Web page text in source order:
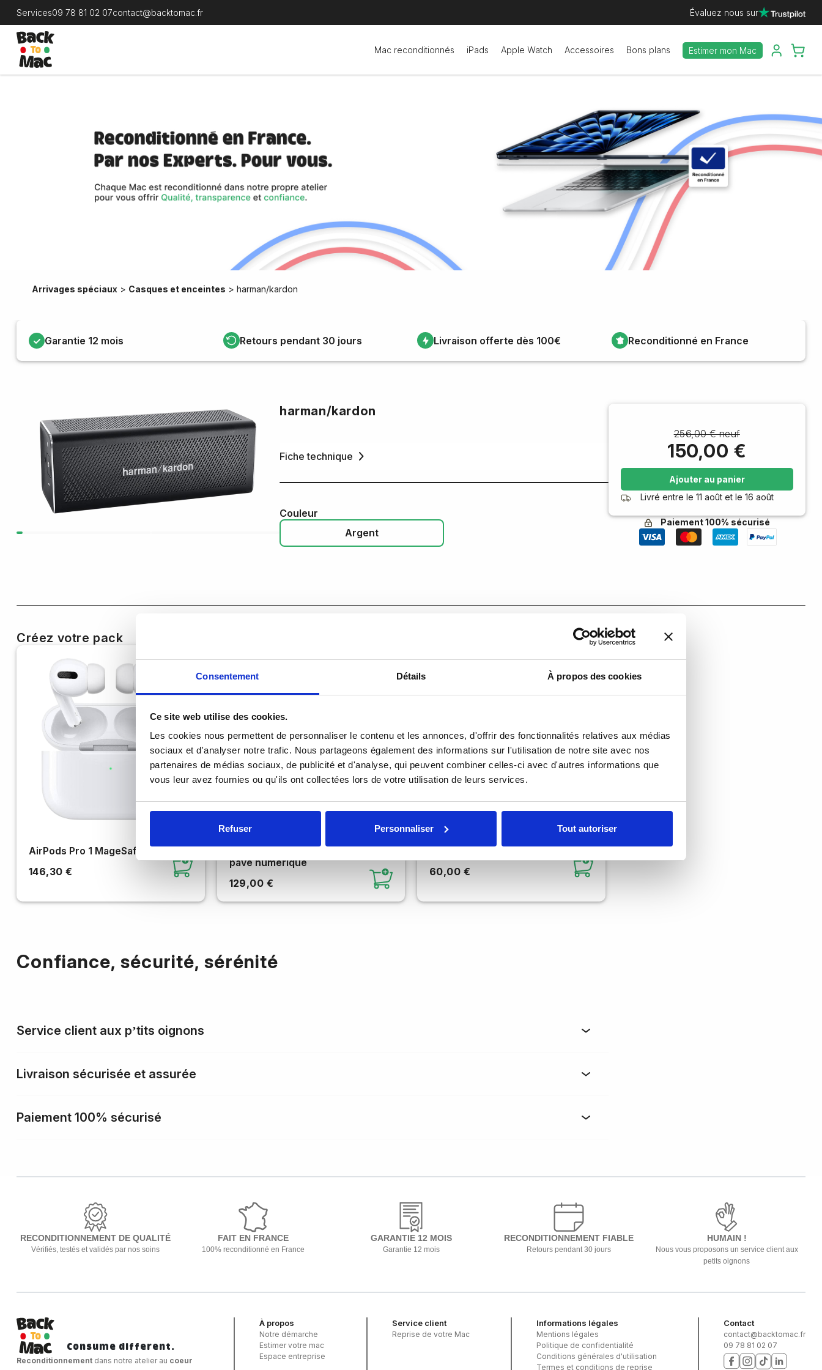
Consentement Détails À propos des cookies
Ce site web utilise des cookies.
Les cookies nous permettent de personnaliser le contenu et les annonces, d'offrir des fonctionnalités relatives aux médias
sociaux et d'analyser notre trafic. Nous partageons également des informations sur l'utilisation de notre site avec nos
partenaires de médias sociaux, de publicité et d'analyse, qui peuvent combiner celles-ci avec d'autres informations que
vous leur avez fournies ou qu'ils ont collectées lors de votre utilisation de leurs services.
Refuser Personnaliser Tout autoriser
Services09 78 81 02 07contact@backtomac.fr Évaluez nous sur
Mac reconditionnés iPads Apple Watch Accessoires Bons plans Estimer mon Mac
Arrivages spéciaux > Casques et enceintes > harman/kardon
Garantie 12 mois Retours pendant 30 jours Livraison offerte dès 100€ Reconditionné en France
harman/kardon
Fiche technique
Couleur
Argent
256,00 € neuf
150,00 €
Ajouter au panier
Livré entre le 11 aoûtet le 16 août
Paiement 100% sécurisé
Créez votre pack
AirPods Pro 1 MageSafe
146,30 €
pavé numérique
129,00 €
60,00 €
Confiance, sécurité, sérénité
Service client aux p’tits oignons
Livraison sécurisée et assurée
Paiement 100% sécurisé
RECONDITIONNEMENT DE QUALITÉ
Vérifiés, testés et validés par nos soins
FAIT EN FRANCE
100% reconditionné en France
GARANTIE 12 MOIS
Garantie 12 mois
RECONDITIONNEMENT FIABLE
Retours pendant 30 jours
HUMAIN !
Nous vous proposons un service client aux
petits oignons
Consume different.
Reconditionnement dans notre atelier au coeur
À propos
Notre démarche
Estimer votre mac
Espace entreprise
Service client
Reprise de votre Mac
Informations légales
Mentions légales
Politique de confidentialité
Conditions générales d'utilisation
Termes et conditions de reprise
Contact
contact@backtomac.fr
09 78 81 02 07